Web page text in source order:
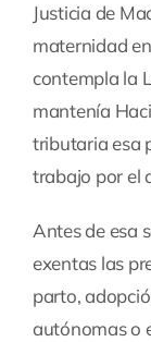
Justicia de
maternidad
contempla la
mantenía
tributaria esa
trabajo por el
Antes de esa
exentas las
parto,
autónomas o